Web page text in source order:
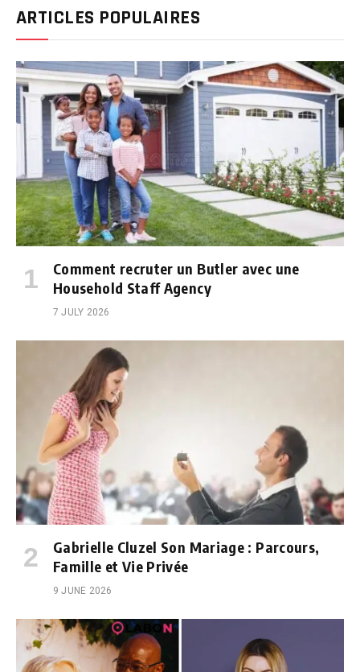
ARTICLES POPULAIRES
Comment recruter un Butler avec une
Household Staff Agency
7 JULY 2026
Gabrielle Cluzel Son Mariage : Parcours,
Famille et Vie Privée
9 JUNE 2026